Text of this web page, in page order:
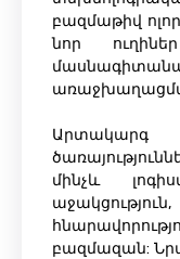
բազմաթիվ
նոր
մինչև
բազմազան: